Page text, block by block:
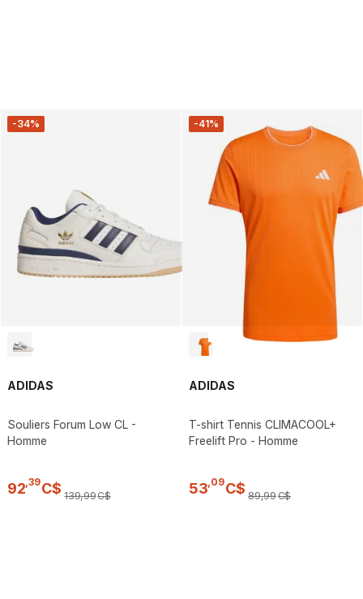
-34%
ADIDAS
Souliers Forum Low CL -
Homme
92 39C$ 139,99C$
-41%
ADIDAS
T-shirt Tennis CLIMACOOL+
Freelift Pro - Homme
53 09C$ 89,99C$